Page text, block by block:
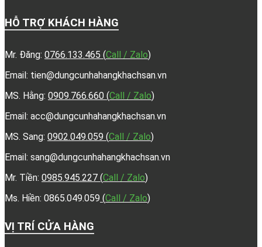
HỖ TRỢ KHÁCH HÀNG
Mr. Đăng: 0766.133.465 (Call / Zalo)
Email: tien@dungcunhahangkhachsan.vn
MS. Hằng: 0909.766.660 (Call / Zalo)
Email: acc@dungcunhahangkhachsan.vn
MS. Sang: 0902.049.059 (Call / Zalo)
Email: sang@dungcunhahangkhachsan.vn
Mr. Tiền: 0985.945.227 (Call / Zalo)
Ms. Hiền: 0865.049.059 (Call / Zalo)
VỊ TRÍ CỬA HÀNG